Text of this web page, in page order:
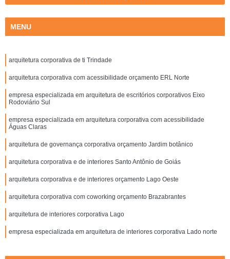
MENU
arquitetura corporativa de ti Trindade
arquitetura corporativa com acessibilidade orçamento ERL Norte
empresa especializada em arquitetura de escritórios corporativos Eixo
Rodoviário Sul
empresa especializada em arquitetura corporativa com acessibilidade
Águas Claras
arquitetura de governança corporativa orçamento Jardim botânico
arquitetura corporativa e de interiores Santo Antônio de Goiás
arquitetura corporativa e de interiores orçamento Lago Oeste
arquitetura corporativa com coworking orçamento Brazabrantes
arquitetura de interiores corporativa Lago
empresa especializada em arquitetura de interiores corporativa Lado norte